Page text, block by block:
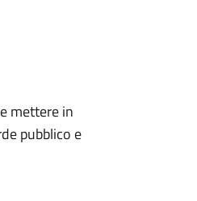
mettere in
pubblico e